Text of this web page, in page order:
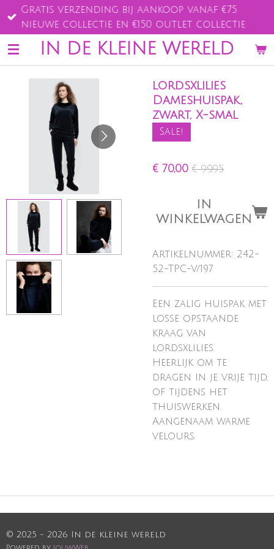
Ga
direct
naar
de
IN DE KLEINE WERELD
Gratis verzending bij aankoop vanaf €75
nieuwe collectie en €150 outlet collectie
lordsxlilies
Dameshuispak,
zwart, X-smal
Sale!
€ 70,00 € 99,95
IN
WINKELWAGEN
Artikelnummer: 242-
52-TPC-V/197
Een zalig huispak met
losse opstaande
kraag van
lordsxlilies.
Heerlijk om te
dragen in je vrije tijd,
of tijdens het
thuiswerken.
Aangenaam warme
velours.
© 2025 - 2026 In de kleine wereld